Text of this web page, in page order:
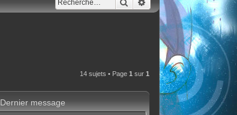
14 sujets • Page 1 sur 1
Dernier message